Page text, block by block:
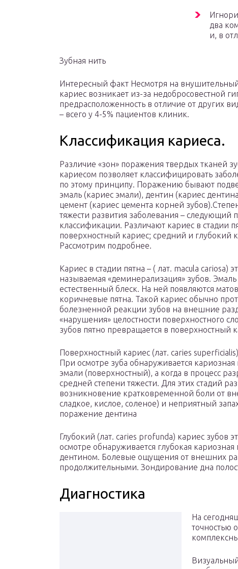
два
и, в
Зубная нить
Интересный факт Несмотря на
кариес возникает из-за недобросовестной
предрасположенность в отличие от других
– всего у 4-5% пациентов клиник.
Классификация кариеса.
Различие «зон» поражения твердых тканей
кариесом позволяет классифицировать
по этому принципу. Поражению бывают
эмаль (кариес эмали), дентин (кариес
цемент (кариес цемента корней
тяжести развития заболевания – следующий
классификации. Различают кариес в стадии
поверхностный кариес; средний и глубокий
Рассмотрим подробнее.
Кариес в стадии пятна – ( лат. macula cariosa)
называемая «деминерализация» зубов.
естественный блеск. На ней появляются
коричневые пятна. Такой кариес обычно
болезненной реакции зубов на внешние
«нарушения» целостности поверхностного
зубов пятно превращается в поверхностный
Поверхностный кариес (лат. caries
При осмотре зуба обнаруживается кариозная
эмали (поверхностный), а когда в процесс
средней степени тяжести. Для этих стадий
возникновение кратковременной боли от
сладкое, кислое, соленое) и неприятный
поражение дентина
Глубокий (лат. caries profunda) кариес зубов
осмотре обнаруживается глубокая
дентином. Болевые ощущения от внешних
продолжительными. Зондирование дна
Диагностика
На
точностью